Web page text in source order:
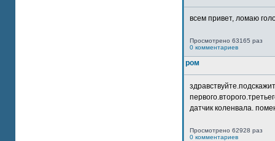
всем привет, ломаю
Просмотрено 63165 раз
0 комментариев
ром
датчик коленвала.
Просмотрено 62928 раз
0 комментариев